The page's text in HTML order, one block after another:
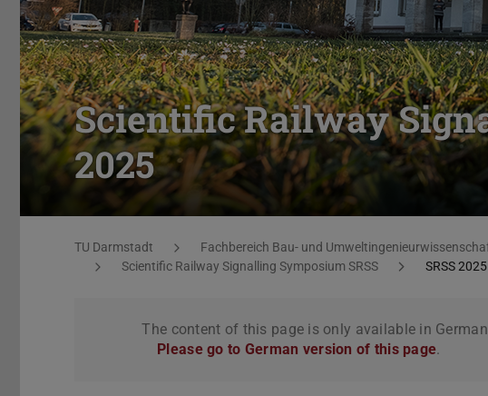
Scientific Railway
2025
You are here:
TU Darmstadt Fachbereich Bau- und
Scientific Railway Signalling Symposium SRSS
SRSS 2025
The content of this page is only available in
Please go to German version of this page.